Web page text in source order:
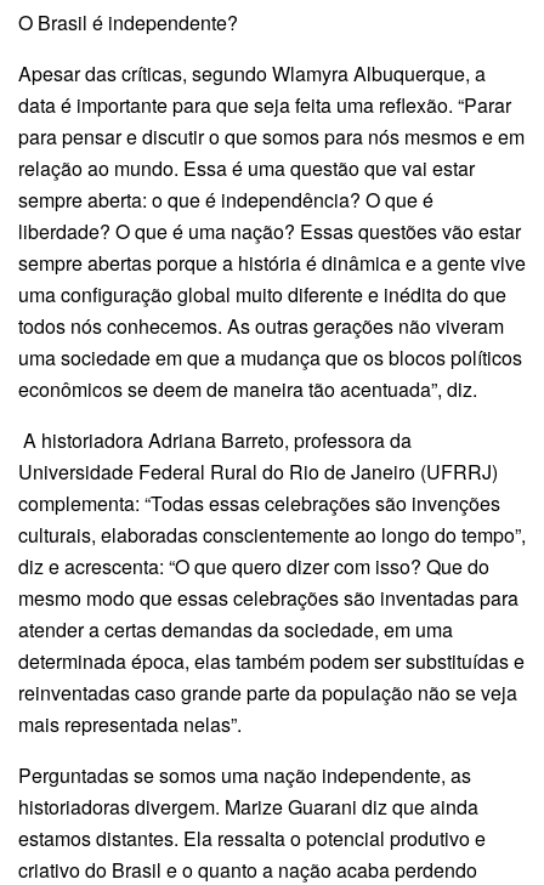
O Brasil é independente?
Apesar das críticas, segundo Wlamyra Albuquerque, a
data é importante para que seja feita uma reflexão. “Parar
para pensar e discutir o que somos para nós mesmos e em
relação ao mundo. Essa é uma questão que vai estar
sempre aberta: o que é independência? O que é
liberdade? O que é uma nação? Essas questões vão estar
sempre abertas porque a história é dinâmica e a gente vive
uma configuração global muito diferente e inédita do que
todos nós conhecemos. As outras gerações não viveram
uma sociedade em que a mudança que os blocos políticos
econômicos se deem de maneira tão acentuada”, diz.
A historiadora Adriana Barreto, professora da
Universidade Federal Rural do Rio de Janeiro (UFRRJ)
complementa: “Todas essas celebrações são invenções
culturais, elaboradas conscientemente ao longo do tempo”,
diz e acrescenta: “O que quero dizer com isso? Que do
mesmo modo que essas celebrações são inventadas para
atender a certas demandas da sociedade, em uma
determinada época, elas também podem ser substituídas e
reinventadas caso grande parte da população não se veja
mais representada nelas”.
Perguntadas se somos uma nação independente, as
historiadoras divergem. Marize Guarani diz que ainda
estamos distantes. Ela ressalta o potencial produtivo e
criativo do Brasil e o quanto a nação acaba perdendo